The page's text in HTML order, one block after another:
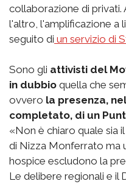
collaborazione di privati.
l'altro, l'amplificazione a
seguito di un servizio di
Sono gli attivisti del
in dubbio quella che
ovvero la presenza,
completato, di un
«Non è chiaro quale sia
di Nizza Monferrato ma
hospice escludono la
Le delibere regionali e il